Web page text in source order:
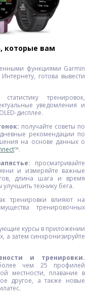
которые вам
функциями Garmin
готова вывести
тренировок,
уведомления и
дисплее.
получайте советы по
рекомендации по
на основе данных о
™.
просматривайте
и измеряйте важные
длина шага и время
технику бега.
тренировки влияют на
тренировочных
курсы в приложении
а затем синхронизируйте
и тренировки.
чем 25 профилей
местности, плавание в
другое, а также новые